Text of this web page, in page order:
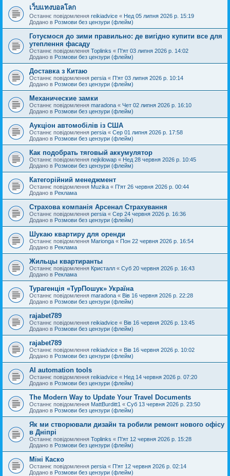
เว็บแทงบอลโลก
Останнє повідомлення reikiadvice « Нед 05 липня 2026 р. 15:19
Додано в Розмови без цензури (флейм)
Готуємося до зими правильно: де вигідно купити все для
утеплення фасаду
Останнє повідомлення Toplinks « П'ят 03 липня 2026 р. 14:02
Додано в Розмови без цензури (флейм)
Доставка з Китаю
Останнє повідомлення persia « П'ят 03 липня 2026 р. 10:14
Додано в Розмови без цензури (флейм)
Механические замки
Останнє повідомлення maradona « Чет 02 липня 2026 р. 16:10
Додано в Розмови без цензури (флейм)
Аукціон автомобілів із США
Останнє повідомлення persia « Сер 01 липня 2026 р. 17:58
Додано в Розмови без цензури (флейм)
Как подобрать тяговый аккумулятор
Останнє повідомлення nejkilowap « Нед 28 червня 2026 р. 10:45
Додано в Розмови без цензури (флейм)
Категорійний менеджмент
Останнє повідомлення Muzika « П'ят 26 червня 2026 р. 00:44
Додано в Реклама
Страхова компанія Арсенал Страхування
Останнє повідомлення persia « Сер 24 червня 2026 р. 16:36
Додано в Розмови без цензури (флейм)
Шукаю квартиру для оренди
Останнє повідомлення Marionga « Пон 22 червня 2026 р. 16:54
Додано в Реклама
Жильцы квартиранты
Останнє повідомлення Кристалл « Суб 20 червня 2026 р. 16:43
Додано в Реклама
Турагенція «ТурПошук» Україна
Останнє повідомлення maradona « Вів 16 червня 2026 р. 22:28
Додано в Розмови без цензури (флейм)
rajabet789
Останнє повідомлення reikiadvice « Вів 16 червня 2026 р. 13:45
Додано в Розмови без цензури (флейм)
rajabet789
Останнє повідомлення reikiadvice « Вів 16 червня 2026 р. 10:02
Додано в Розмови без цензури (флейм)
AI automation tools
Останнє повідомлення reikiadvice « Нед 14 червня 2026 р. 07:20
Додано в Розмови без цензури (флейм)
The Modern Way to Update Your Travel Documents
Останнє повідомлення MattBurditt1 « Суб 13 червня 2026 р. 23:50
Додано в Розмови без цензури (флейм)
Як ми створювали дизайн та робили ремонт нового офісу
в Дніпрі
Останнє повідомлення Toplinks « П'ят 12 червня 2026 р. 15:28
Додано в Розмови без цензури (флейм)
Міні Каско
Останнє повідомлення persia « П'ят 12 червня 2026 р. 02:14
Додано в Розмови без цензури (флейм)